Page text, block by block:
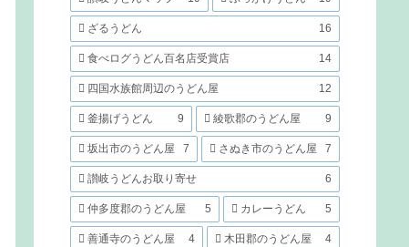
ざるうどん 16
食べログうどん百名店受賞店 14
四国水族館周辺のうどん屋 12
釜揚げうどん 9 綾歌郡のうどん屋 9
坂出市のうどん屋 7 さぬき市のうどん屋 7
讃岐うどんお取り寄せ 6
仲多度郡のうどん屋 5 カレーうどん 5
善通寺のうどん屋 4 木田郡のうどん屋 4